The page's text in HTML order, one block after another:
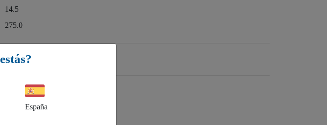
14.5
275.0
septiembre de 2022
España